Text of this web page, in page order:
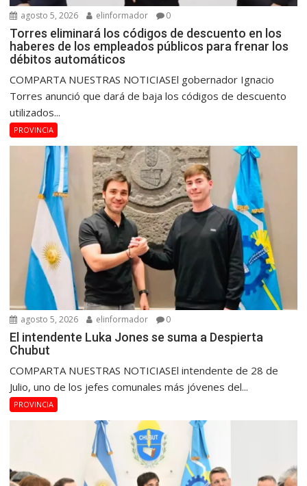
agosto 5, 2026 elinformador 0
Torres eliminará los códigos de descuento en los
haberes de los empleados públicos para frenar los
débitos automáticos
COMPARTA NUESTRAS NOTICIASEl gobernador Ignacio
Torres anunció que dará de baja los códigos de descuento
utilizados...
PROVINCIA
agosto 5, 2026 elinformador 0
El intendente Luka Jones se suma a Despierta
Chubut
COMPARTA NUESTRAS NOTICIASEl intendente de 28 de
Julio, uno de los jefes comunales más jóvenes del...
PROVINCIA